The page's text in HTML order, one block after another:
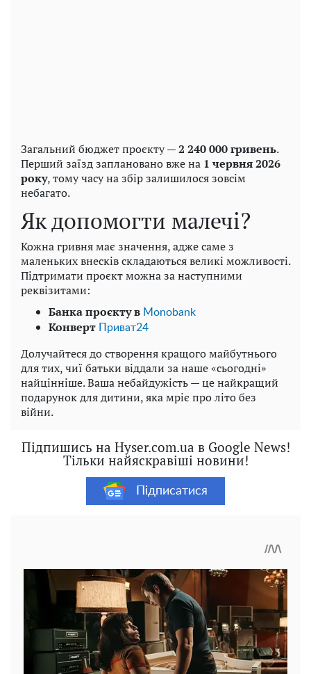
Загальний бюджет проєкту —2 240 000 гривень.
Перший заїзд заплановано вже на 1 червня 2026
року, тому часу на збір залишилося зовсім
небагато.
Як допомогти малечі?
Кожна гривня має значення, адже саме з
маленьких внесків складаються великі можливості.
Підтримати проєкт можна за наступними
реквізитами:
Банка проєкту в Monobank
Конверт Приват24
Долучайтеся до створення кращого майбутнього
для тих, чиї батьки віддали за наше «сьогодні»
найцінніше. Ваша небайдужість — це найкращий
подарунок для дитини, яка мріє про літо без
війни.
Підпишись на Hyser.com.ua в Google News!
Тільки найяскравіші новини!
Підписатися